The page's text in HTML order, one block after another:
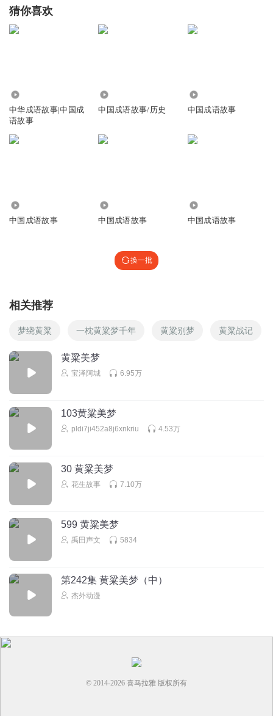
回复
小学生娜可露露
听友282633597
e①◎~w
回复 2021-10-04 0
_黔夜Y
回复
猜你喜欢
中华成语故事|中国成
语故事
中国成语故事/历史 中国成语故事
中国成语故事 中国成语故事 中国成语故事
换一批
相关推荐
梦绕黄粱 一枕黄粱梦千年 黄粱别梦 黄粱战记
黄粱美梦
宝泽阿城 6.95万
103黄粱美梦
pldi7ji452a8j6xnkriu 4.53万
30 黄粱美梦
花生故事 7.10万
599 黄粱美梦
禹田声文 5834
第242集 黄粱美梦（中）
杰外动漫
© 2014-2026 喜马拉雅 版权所有